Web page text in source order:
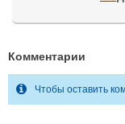
Комментарии
Чтобы оставить